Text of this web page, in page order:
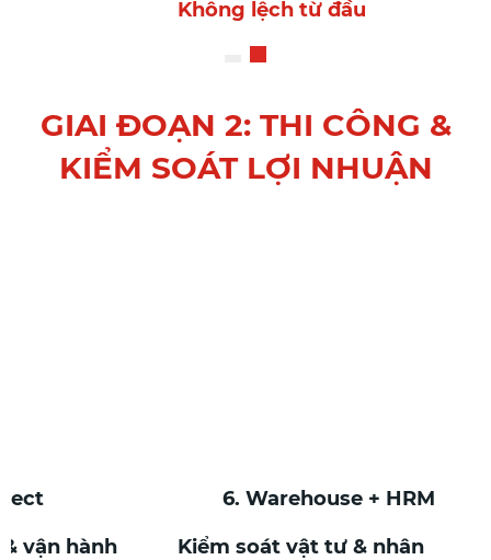
Không lệch từ đầu
GIAI ĐOẠN 2: THI CÔNG &
KIỂM SOÁT LỢI NHUẬN
5. Project
độ & vận hành
6. Warehouse +
Kiểm soát vật tư & nhân